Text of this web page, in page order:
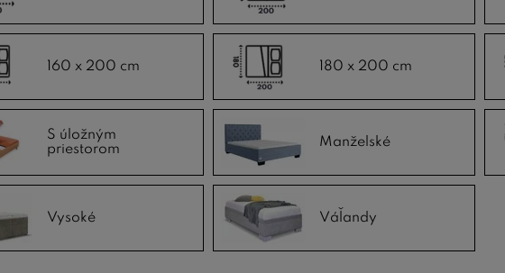
160 x 200 cm 180 x 200 cm
S úložným
priestorom
Manželské
Vysoké Váľandy